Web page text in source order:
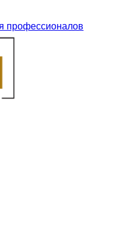
профессионалов